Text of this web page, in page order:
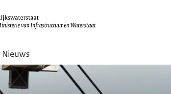
Nieuws